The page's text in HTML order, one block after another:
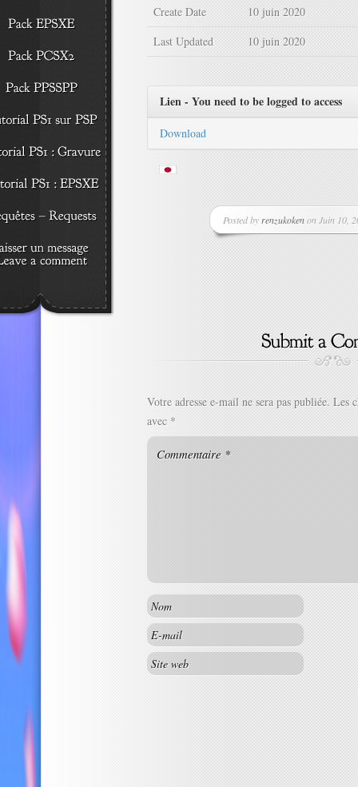
Create Date
10 juin 2020
Last Updated
10 juin 2020
Lien - You need to be logged to access
Download
Posted by renzukokenon Juin 10,
Votre adresse e-mail ne sera pas publiée. Les
avec *